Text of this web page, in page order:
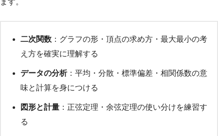
二次関数 ：グラフの形・頂点の求め方・最大最小の考
え方を確実に理解する
データの分析：平均・分散・標準偏差・相関係数の意
味と計算を身につける
図形と計量 ：正弦定理・余弦定理の使い分けを練習す
る